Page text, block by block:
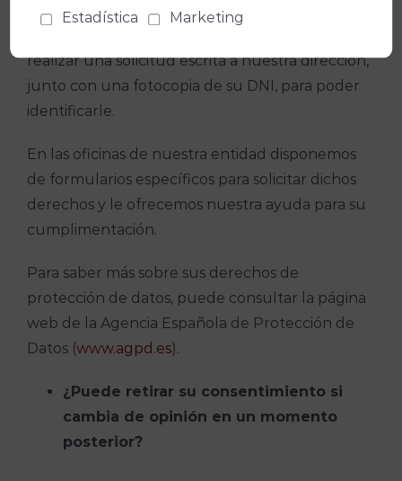
realizar una solicitud escrita a nuestra dirección,
junto con una fotocopia de su DNI, para poder
identificarle.
En las oficinas de nuestra entidad disponemos
de formularios específicos para solicitar dichos
derechos y le ofrecemos nuestra ayuda para su
cumplimentación.
Para saber más sobre sus derechos de
protección de datos, puede consultar la página
web de la Agencia Española de Protección de
Datos (www.agpd.es).
¿Puede retirar su consentimiento si
cambia de opinión en un momento
posterior?
Estadística
Marketing